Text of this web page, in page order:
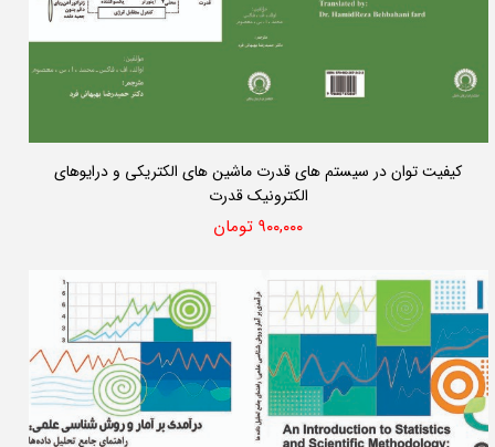
کیفیت توان در سیستم های قدرت ماشین های الکتریکی و درایوهای
الکترونیک قدرت
۹۰۰,۰۰۰ تومان